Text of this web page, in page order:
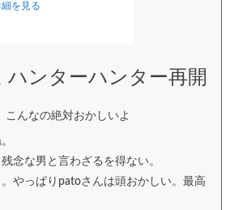
を見る
ハンターハンター再開
こんなの絶対おかしいよ
念な男と言わざるを得ない。
。やっぱりpatoさんは頭おかしい。最高